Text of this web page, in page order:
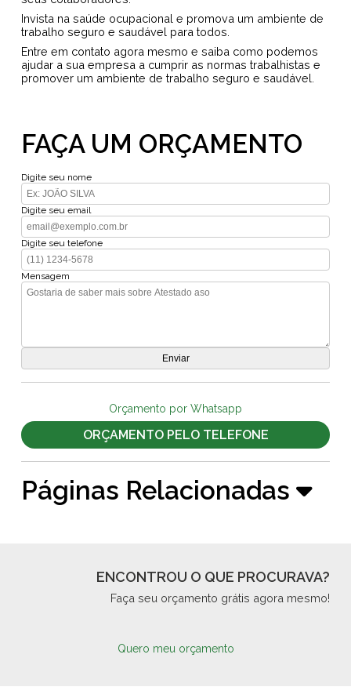
Invista na saúde ocupacional e promova um ambiente de
trabalho seguro e saudável para todos.
Entre em contato agora mesmo e saiba como podemos
ajudar a sua empresa a cumprir as normas trabalhistas e
promover um ambiente de trabalho seguro e saudável.
FAÇA UM ORÇAMENTO
Digite seu nome
Digite seu email
Digite seu telefone
Mensagem
Orçamento por Whatsapp
ORÇAMENTO PELO TELEFONE
Páginas Relacionadas
ENCONTROU O QUE PROCURAVA?
Faça seu orçamento grátis agora mesmo!
Quero meu orçamento